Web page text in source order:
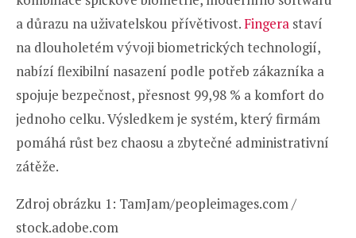
a důrazu na uživatelskou přívětivost.Fingera staví
na dlouholetém vývoji biometrických technologií,
nabízí flexibilní nasazení podle potřeb zákazníka a
spojuje bezpečnost, přesnost 99,98 % a komfort do
jednoho celku. Výsledkem je systém, který firmám
pomáhá růst bez chaosu a zbytečné administrativní
zátěže.
Zdroj obrázku 1: TamJam/peopleimages.com /
stock.adobe.com